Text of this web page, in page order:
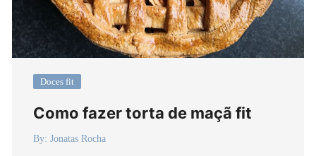
Doces fit
Como fazer torta de maçã fit
By: Jonatas Rocha